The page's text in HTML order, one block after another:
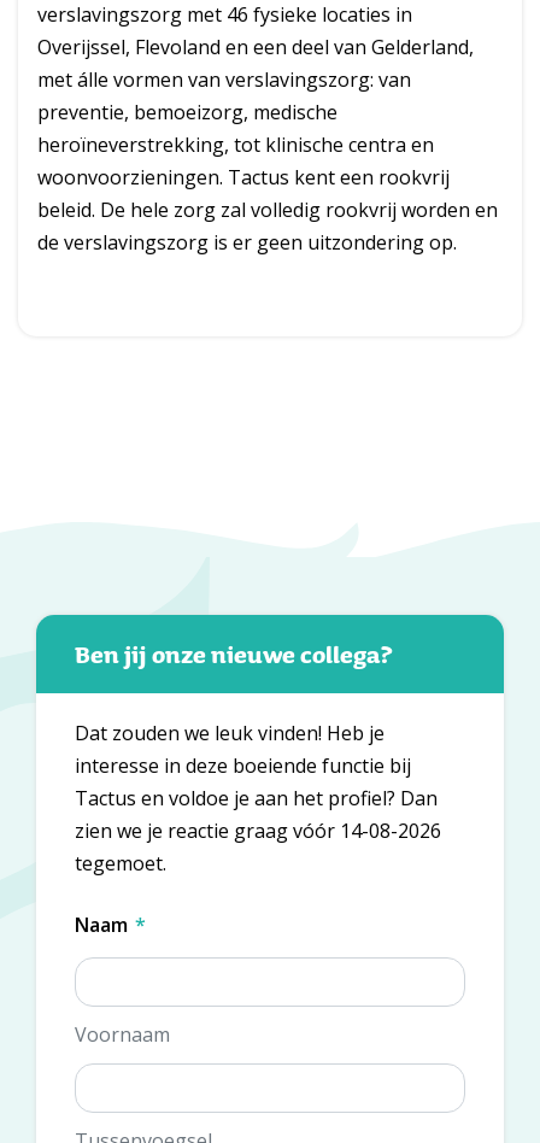
verslavingszorg met 46 fysieke locaties in
Overijssel, Flevoland en een deel van Gelderland,
met álle vormen van verslavingszorg: van
preventie, bemoeizorg, medische
heroïneverstrekking, tot klinische centra en
woonvoorzieningen. Tactus kent een rookvrij
beleid. De hele zorg zal volledig rookvrij worden en
de verslavingszorg is er geen uitzondering op.
Ben jij onze nieuwe collega?
Dat zouden we leuk vinden! Heb je
interesse in deze boeiende functie bij
Tactus en voldoe je aan het profiel? Dan
zien we je reactie graag vóór 14-08-2026
tegemoet.
Naam *
Voornaam